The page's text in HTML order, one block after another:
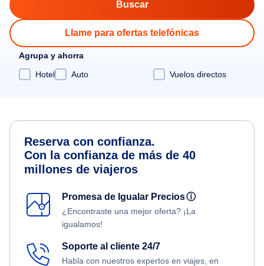
Llame para ofertas telefónicas
Agrupa y ahorra
Hotel
Auto Vuelos directos
Reserva con confianza.
Con la confianza de más de 40
millones de viajeros
Promesa de Igualar Preciosⓘ
¿Encontraste una mejor oferta? ¡La
igualamos!
Soporte al cliente 24/7
Habla con nuestros expertos en viajes, en